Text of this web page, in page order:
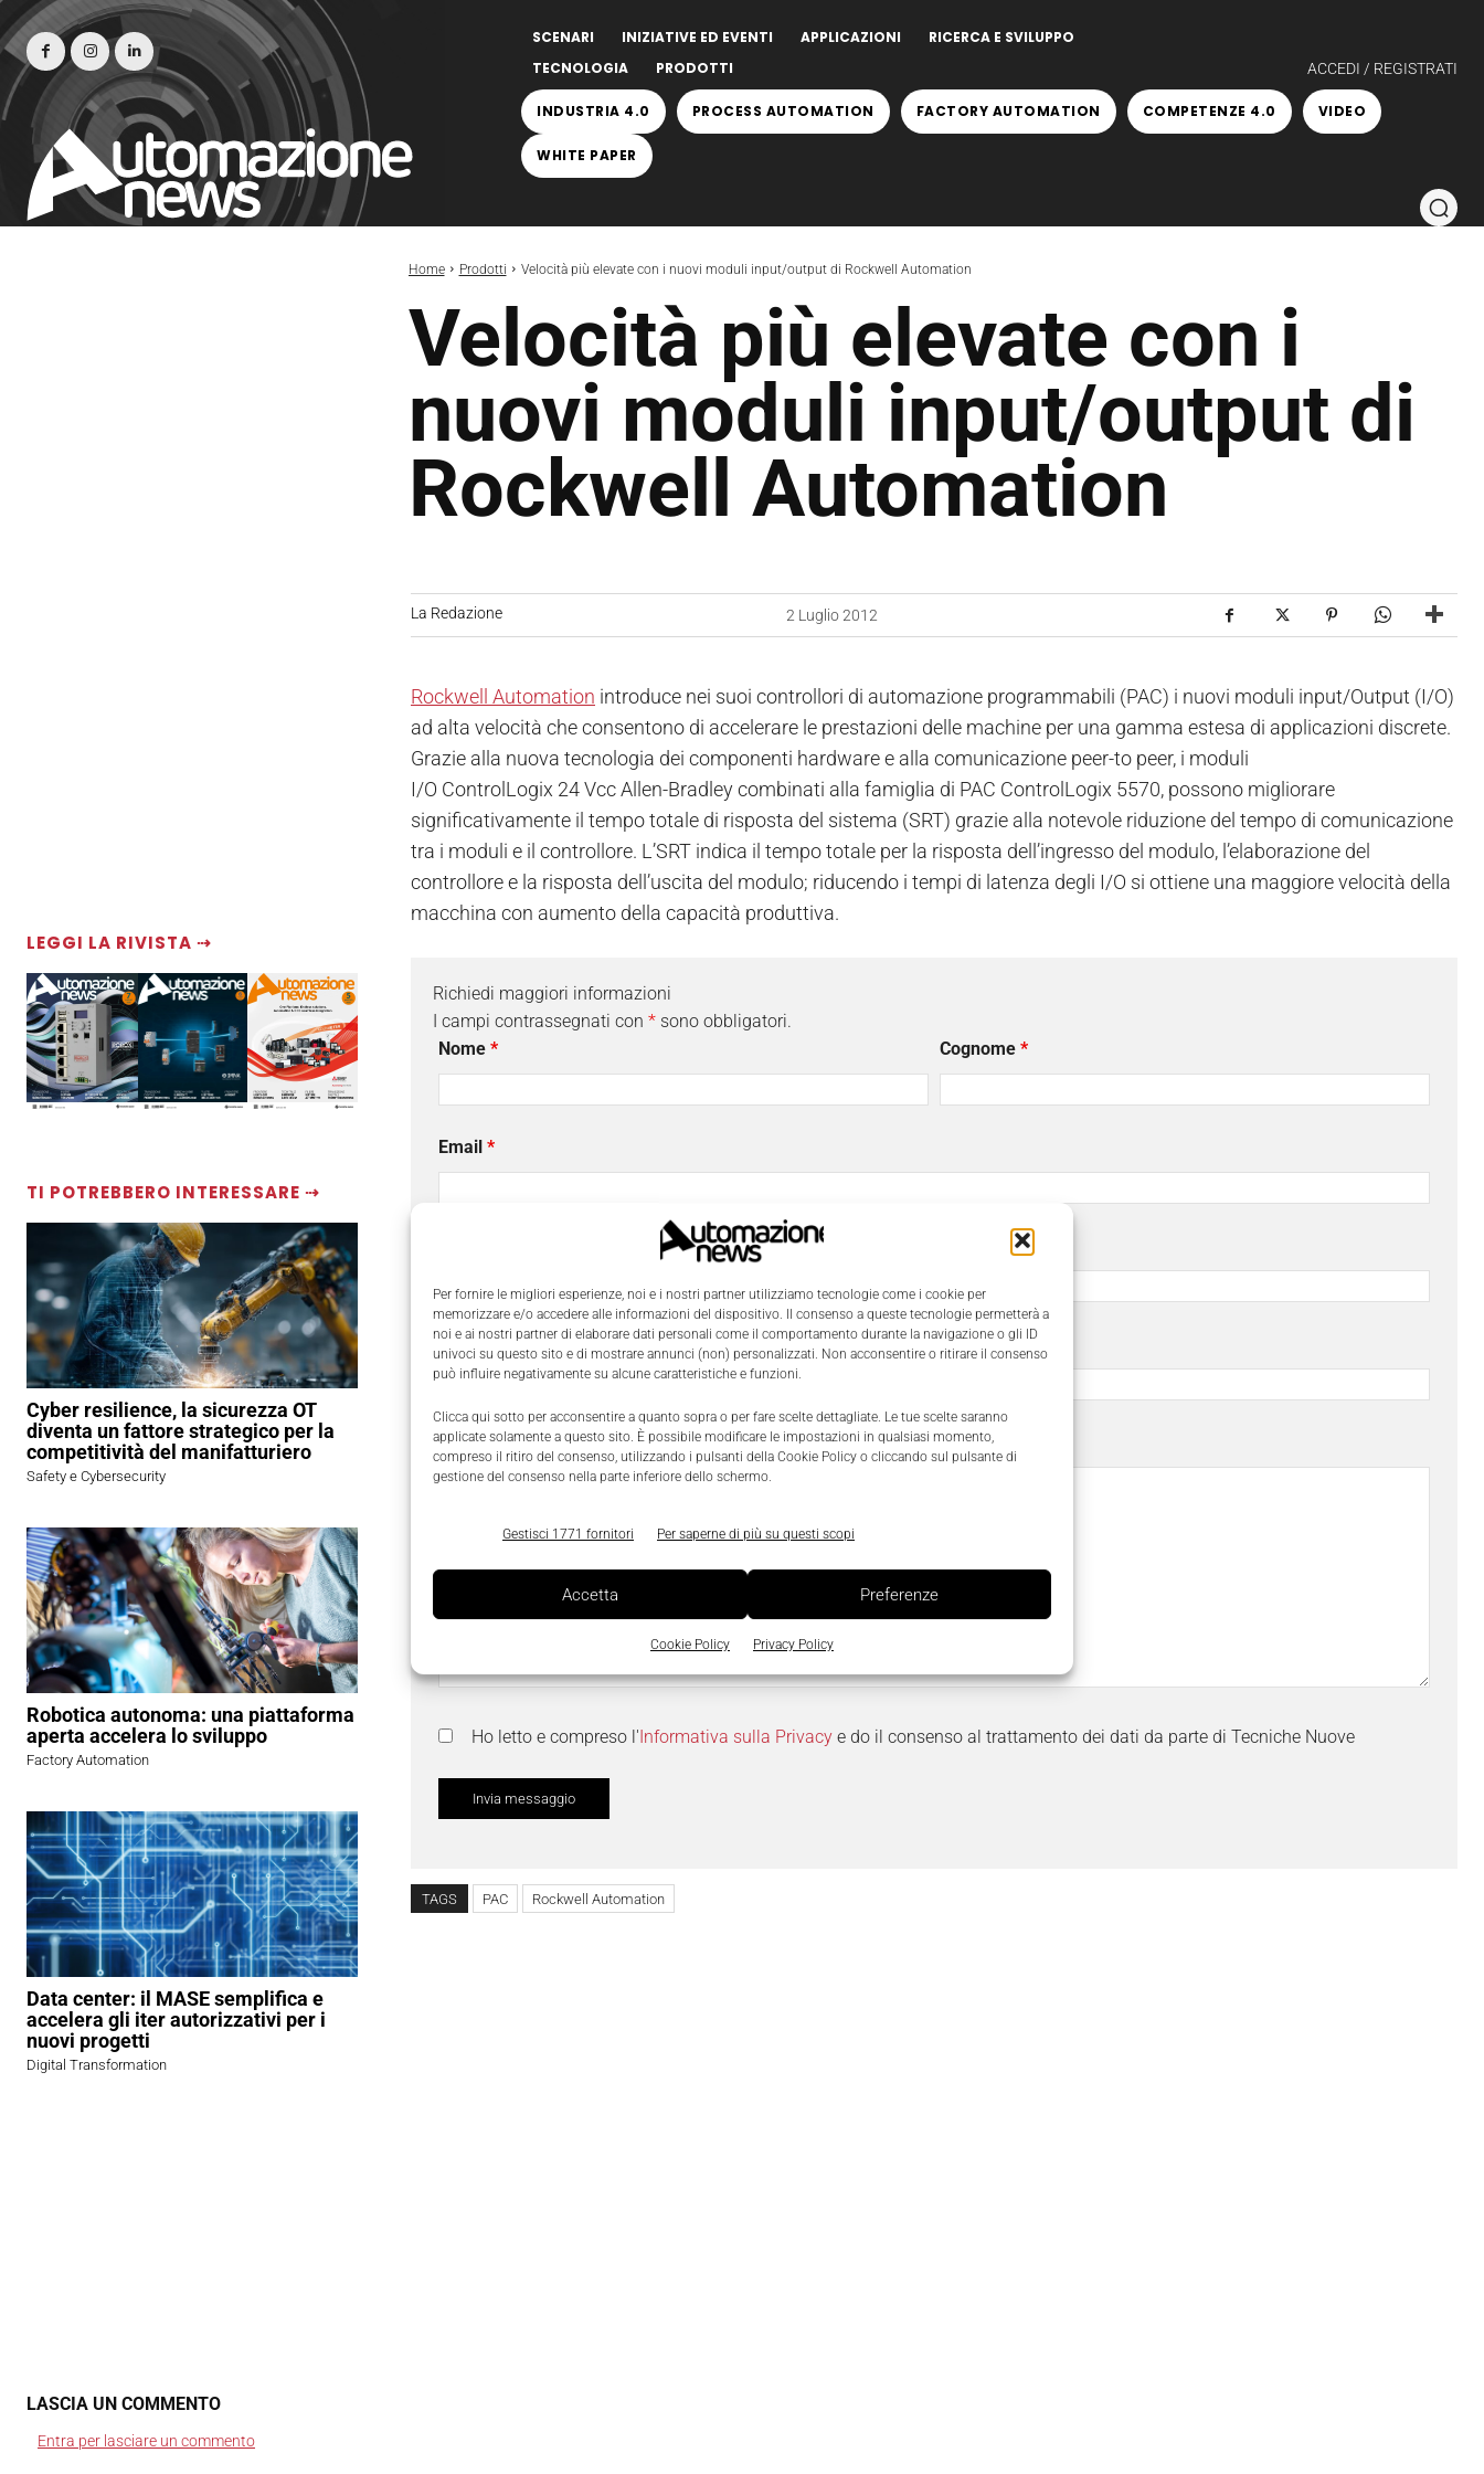
Per fornire le migliori esperienze, noi e i nostri partner utilizziamo tecnologie come i cookie per
memorizzare e/o accedere alle informazioni del dispositivo. Il consenso a queste tecnologie permetterà a
noi e ai nostri partner di elaborare dati personali come il comportamento durante la navigazione o gli ID
univoci su questo sito e di mostrare annunci (non) personalizzati. Non acconsentire o ritirare il consenso
può influire negativamente su alcune caratteristiche e funzioni.
Clicca qui sotto per acconsentire a quanto sopra o per fare scelte dettagliate. Le tue scelte saranno
applicate solamente a questo sito. È possibile modificare le impostazioni in qualsiasi momento,
compreso il ritiro del consenso, utilizzando i pulsanti della Cookie Policy o cliccando sul pulsante di
gestione del consenso nella parte inferiore dello schermo.
Gestisci 1771 fornitori Per saperne di più su questi scopi
Accetta Preferenze
Cookie Policy Privacy Policy
SCENARI INIZIATIVE ED EVENTI APPLICAZIONI
RICERCA E SVILUPPO
TECNOLOGIA
PRODOTTI ACCEDI / REGISTRATI
INDUSTRIA 4.0 PROCESS AUTOMATION FACTORY AUTOMATION COMPETENZE 4.0 VIDEO
WHITE PAPER
Home Prodotti Velocità più elevate con i nuovi moduli input/output di Rockwell Automation
Velocità più elevate con i
nuovi moduli input/output di
Rockwell Automation
LEGGI LA RIVISTA ⇢
TI POTREBBERO INTERESSARE ⇢
Cyber resilience, la sicurezza OT
diventa un fattore strategico per la
competitività del manifatturiero
Safety e Cybersecurity
Robotica autonoma: una piattaforma
aperta accelera lo sviluppo
Factory Automation
Data center: il MASE semplifica e
accelera gli iter autorizzativi per i
nuovi progetti
Digital Transformation
La Redazione 2 Luglio 2012
Rockwell Automation introduce nei suoi controllori di automazione programmabili (PAC) i nuovi moduli input/Output (I/O)
ad alta velocità che consentono di accelerare le prestazioni delle machine per una gamma estesa di applicazioni discrete.
Grazie alla nuova tecnologia dei componenti hardware e alla comunicazione peer-to peer, i moduli
I/O ControlLogix 24 Vcc Allen-Bradley combinati alla famiglia di PAC ControlLogix 5570, possono migliorare
significativamente il tempo totale di risposta del sistema (SRT) grazie alla notevole riduzione del tempo di comunicazione
tra i moduli e il controllore. L’SRT indica il tempo totale per la risposta dell’ingresso del modulo, l’elaborazione del
controllore e la risposta dell’uscita del modulo; riducendo i tempi di latenza degli I/O si ottiene una maggiore velocità della
macchina con aumento della capacità produttiva.
Richiedi maggiori informazioni
I campi contrassegnati con * sono obbligatori.
Nome * Cognome *
Email *
Oggetto
Messaggio*
Ho letto e compreso l'Informativa sulla Privacy e do il consenso al trattamento dei dati da parte di Tecniche Nuove
TAGS PAC Rockwell Automation
LASCIA UN COMMENTO
Entra per lasciare un commento